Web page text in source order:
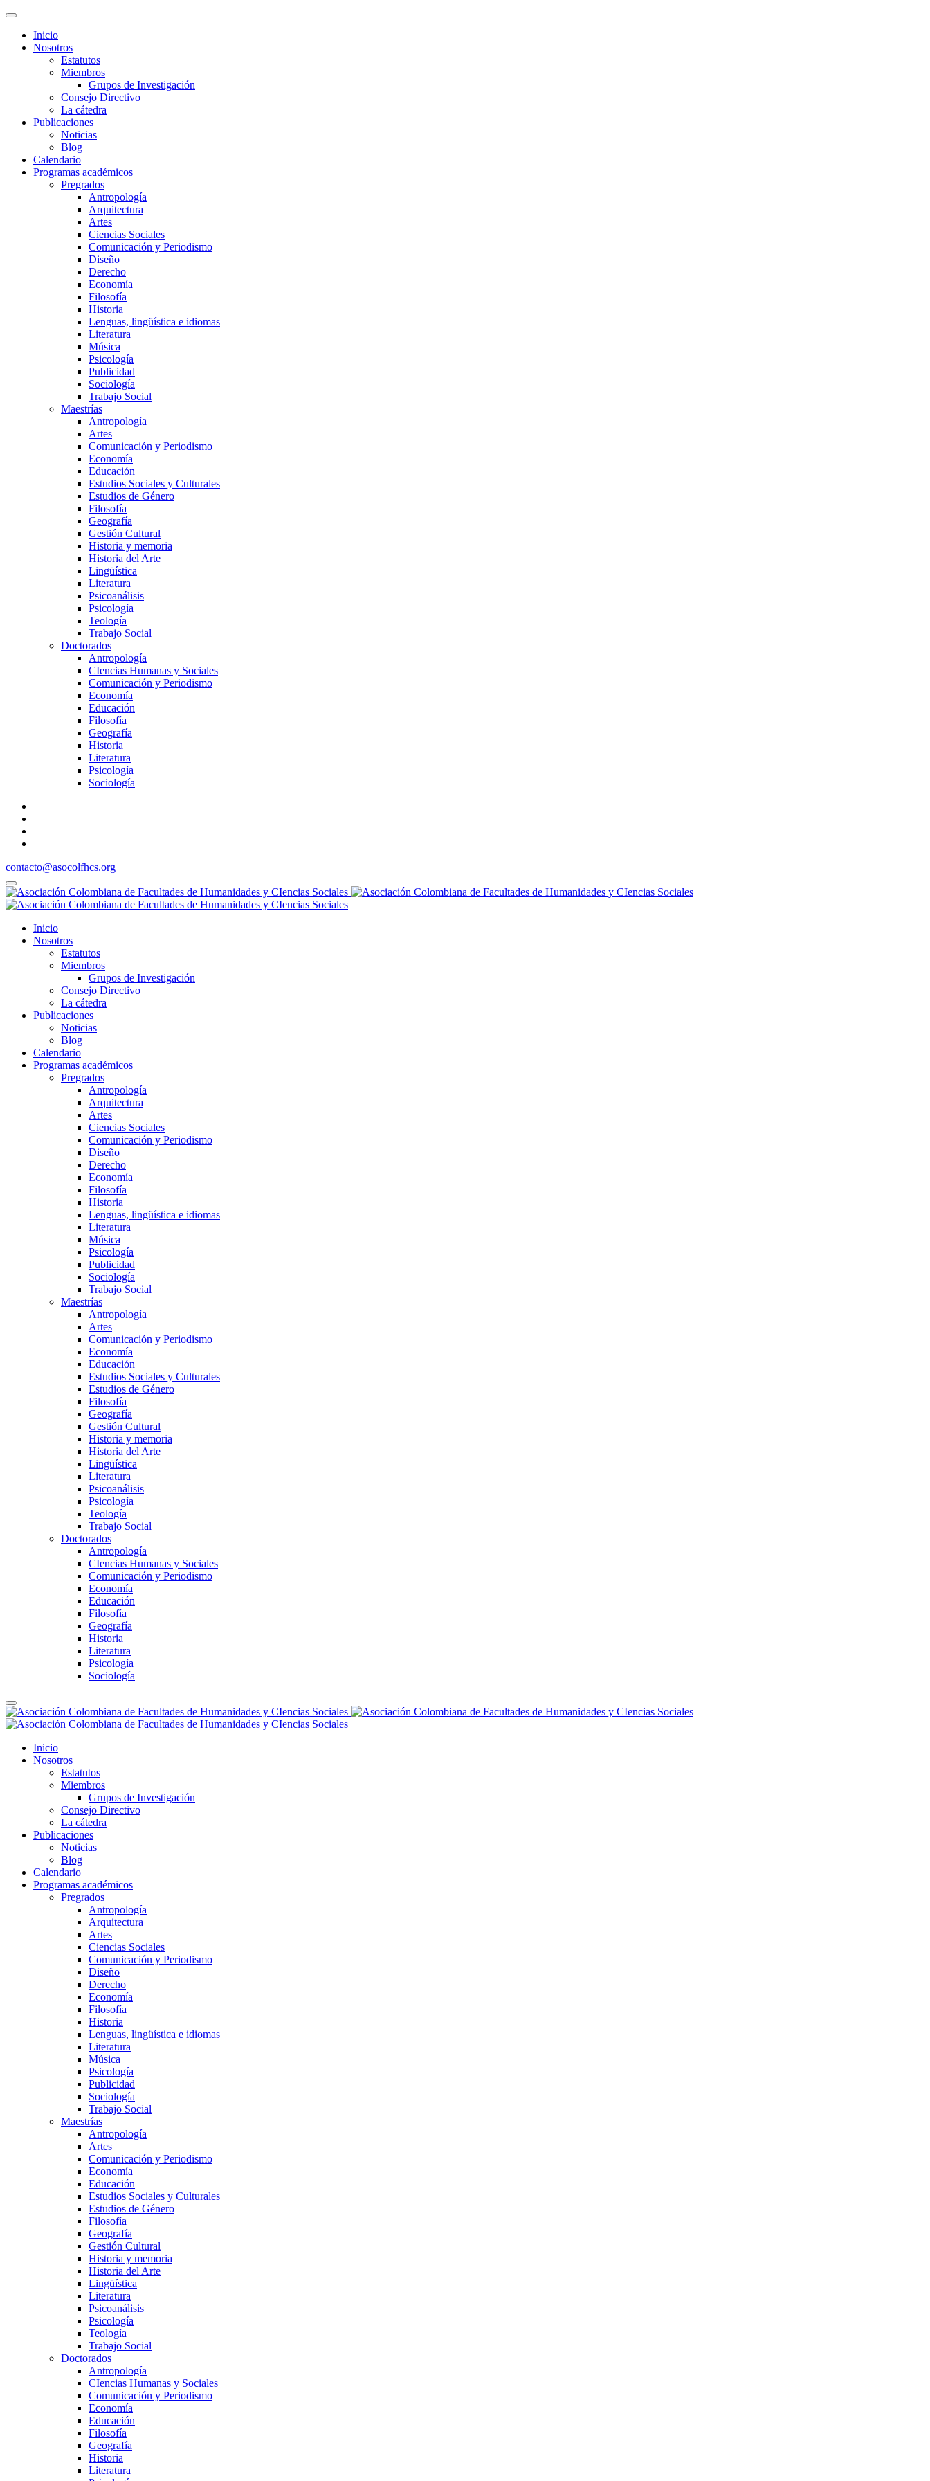
Inicio
Nosotros
Estatutos
Miembros
Grupos de Investigación
Consejo Directivo
La cátedra
Publicaciones
Noticias
Blog
Calendario
Programas académicos
Pregrados
Antropología
Arquitectura
Artes
Ciencias Sociales
Comunicación y Periodismo
Diseño
Derecho
Economía
Filosofía
Historia
Lenguas, lingüística e idiomas
Literatura
Música
Psicología
Publicidad
Sociología
Trabajo Social
Maestrías
Antropología
Artes
Comunicación y Periodismo
Economía
Educación
Estudios Sociales y Culturales
Estudios de Género
Filosofía
Geografía
Gestión Cultural
Historia y memoria
Historia del Arte
Lingüística
Literatura
Psicoanálisis
Psicología
Teología
Trabajo Social
Doctorados
Antropología
CIencias Humanas y Sociales
Comunicación y Periodismo
Economía
Educación
Filosofía
Geografía
Historia
Literatura
Psicología
Sociología
contacto@asocolfhcs.org
Inicio
Nosotros
Estatutos
Miembros
Grupos de Investigación
Consejo Directivo
La cátedra
Publicaciones
Noticias
Blog
Calendario
Programas académicos
Pregrados
Antropología
Arquitectura
Artes
Ciencias Sociales
Comunicación y Periodismo
Diseño
Derecho
Economía
Filosofía
Historia
Lenguas, lingüística e idiomas
Literatura
Música
Psicología
Publicidad
Sociología
Trabajo Social
Maestrías
Antropología
Artes
Comunicación y Periodismo
Economía
Educación
Estudios Sociales y Culturales
Estudios de Género
Filosofía
Geografía
Gestión Cultural
Historia y memoria
Historia del Arte
Lingüística
Literatura
Psicoanálisis
Psicología
Teología
Trabajo Social
Doctorados
Antropología
CIencias Humanas y Sociales
Comunicación y Periodismo
Economía
Educación
Filosofía
Geografía
Historia
Literatura
Psicología
Sociología
Inicio
Nosotros
Estatutos
Miembros
Grupos de Investigación
Consejo Directivo
La cátedra
Publicaciones
Noticias
Blog
Calendario
Programas académicos
Pregrados
Antropología
Arquitectura
Artes
Ciencias Sociales
Comunicación y Periodismo
Diseño
Derecho
Economía
Filosofía
Historia
Lenguas, lingüística e idiomas
Literatura
Música
Psicología
Publicidad
Sociología
Trabajo Social
Maestrías
Antropología
Artes
Comunicación y Periodismo
Economía
Educación
Estudios Sociales y Culturales
Estudios de Género
Filosofía
Geografía
Gestión Cultural
Historia y memoria
Historia del Arte
Lingüística
Literatura
Psicoanálisis
Psicología
Teología
Trabajo Social
Doctorados
Antropología
CIencias Humanas y Sociales
Comunicación y Periodismo
Economía
Educación
Filosofía
Geografía
Historia
Literatura